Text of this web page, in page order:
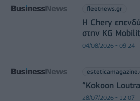
fleetnews.gr
Η Chery
στην KG
04/08/2026 - 09:24
“Kokoon
28/07/2026 - 12:07